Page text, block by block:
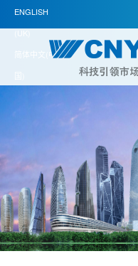
ENGLISH
(UK)
简体中文(中
国)